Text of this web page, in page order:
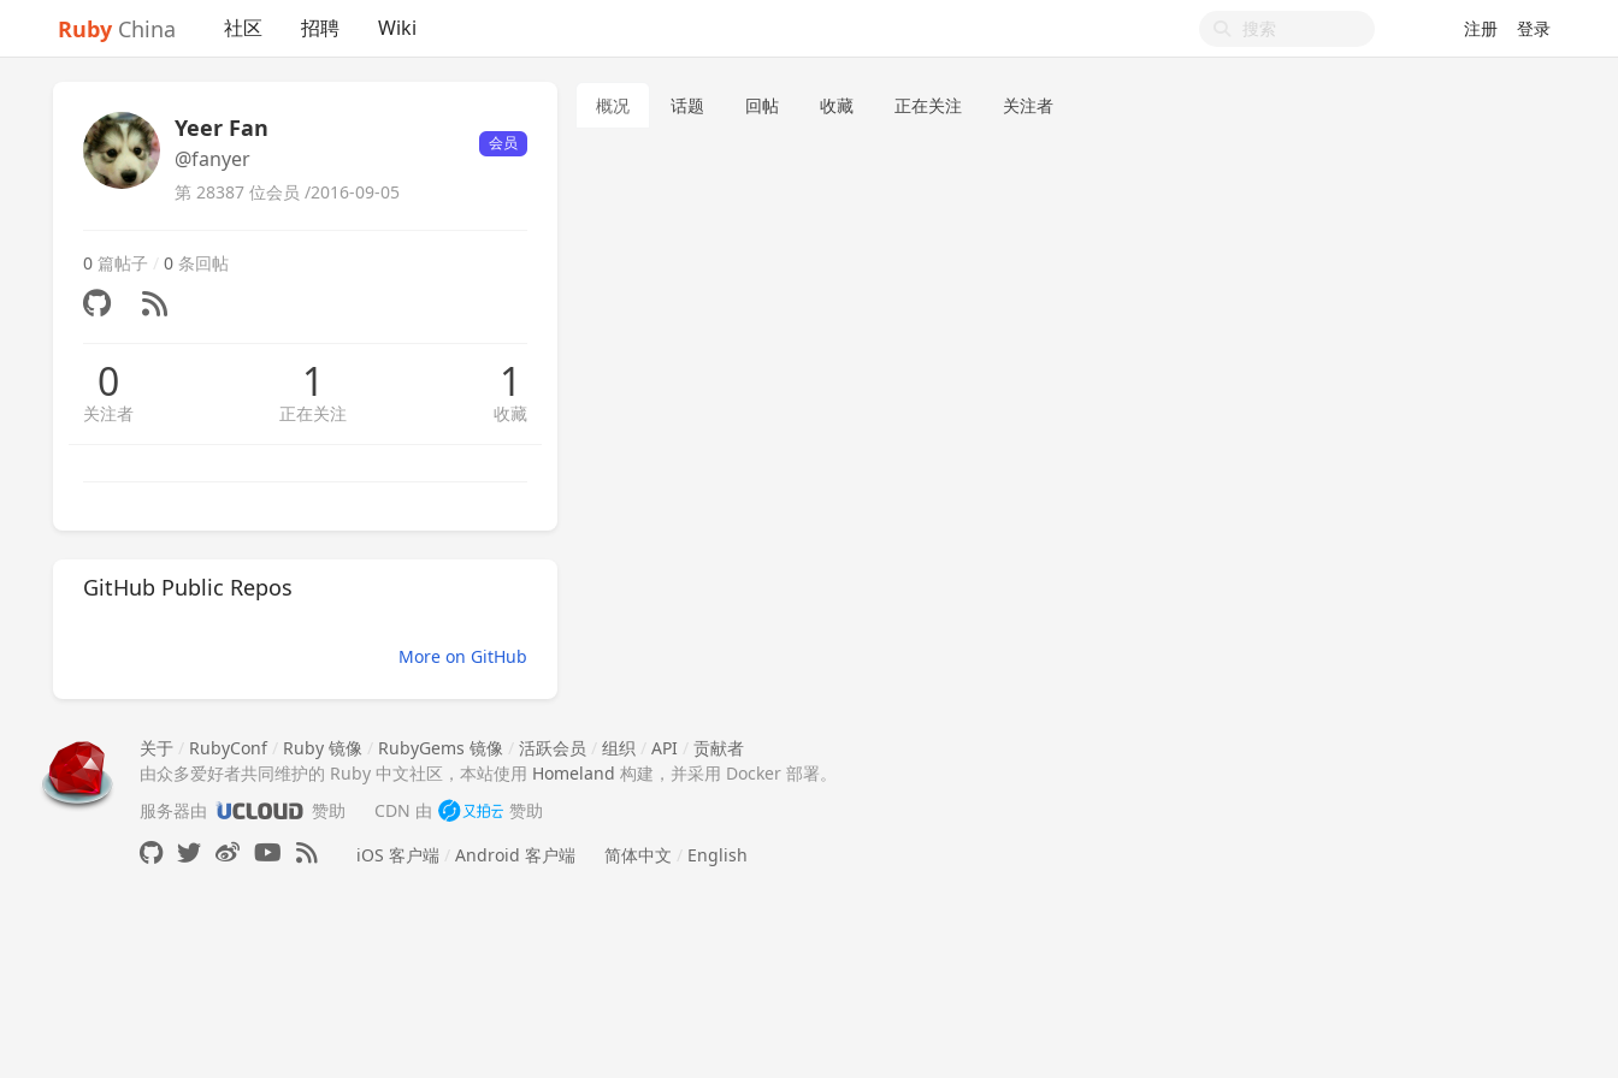
Ruby China 社区 招聘 Wiki 注册 登录
Yeer Fan
@fanyer
会员
第 28387 位会员 /2016-09-05
0 篇帖子 / 0 条回帖
0
关注者
1
正在关注
1
收藏
GitHub Public Repos
More on GitHub
概况 话题 回帖 收藏 正在关注 关注者
关于 / RubyConf/ Ruby 镜像 / RubyGems 镜像 / 活跃会员 / 组织 / API / 贡献者
由众多爱好者共同维护的 Ruby 中文社区，本站使用 Homeland 构建，并采用 Docker 部署。
服务器由
赞助 CDN 由
赞助
iOS 客户端 / Android 客户端 简体中文 / English